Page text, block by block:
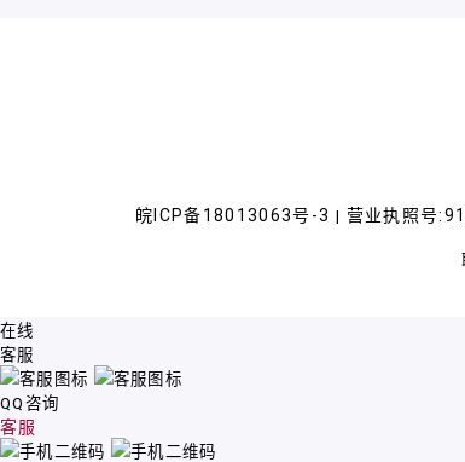
皖ICP备18013063号-3 | 营业执照号
在线
客服
QQ咨询
客服